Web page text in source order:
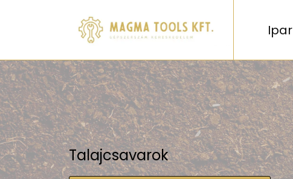
Ipar
Talajcsavarok